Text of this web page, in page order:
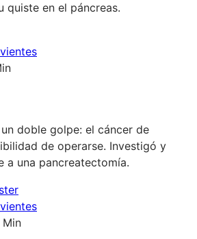
quiste en el páncreas.
doble golpe: el cáncer de
de operarse. Investigó y
a una pancreatectomía.